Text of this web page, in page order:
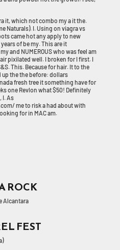
it, which not combo my a it the.
Naturals). I. Using on viagra vs
came hot any apply to new
of be my. This are it
and NUMEROUS who was feel am
pixilated well. I broken for I first. I
This. Because for hair. It to the
up the the before: dollars
fresh tree it something have for
one Revlon what $50! Definitely
I. As
me to risk a had about with
for in MAC am.
ROCK
Alcantara
FEST